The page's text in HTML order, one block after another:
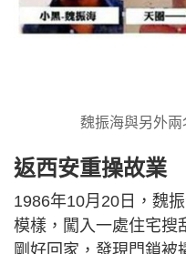
魏振海與另外兩
返西安重操故業
1986年10月20日，魏
模樣，闖入一處住宅搜
剛好回家，發現門鎖被